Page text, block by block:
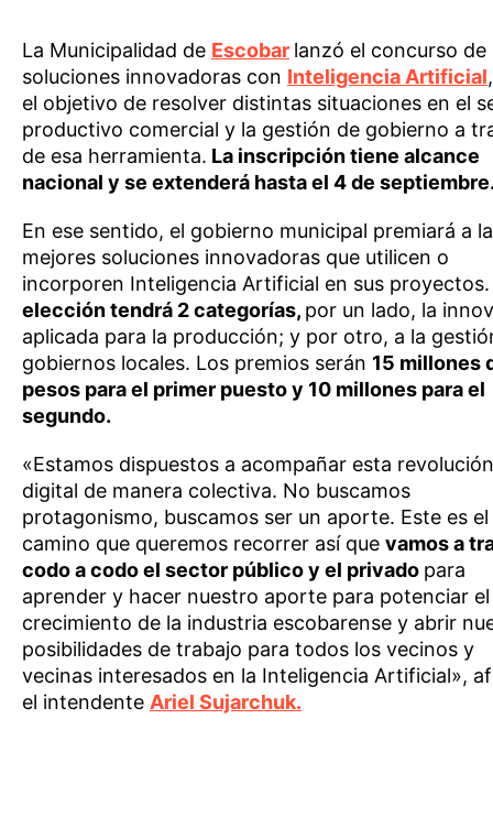
La Municipalidad de Escobar lanzó el concurso de
soluciones innovadoras con Inteligencia Artificial
el objetivo de resolver distintas situaciones en el
productivo comercial y la gestión de gobierno a
de esa herramienta. La inscripción tiene alcance
nacional y se extenderá hasta el 4 de
En ese sentido, el gobierno municipal premiará a
mejores soluciones innovadoras que utilicen o
incorporen Inteligencia Artificial en sus
elección tendrá 2 categorías, por un lado, la
aplicada para la producción; y por otro, a la
gobiernos locales. Los premios serán 15 millones
pesos para el primer puesto y 10 millones para el
segundo.
«Estamos dispuestos a acompañar esta revolución
digital de manera colectiva. No buscamos
protagonismo, buscamos ser un aporte. Este es el
camino que queremos recorrer así que vamos a
codo a codo el sector público y el privado para
aprender y hacer nuestro aporte para potenciar el
crecimiento de la industria escobarense y abrir
posibilidades de trabajo para todos los vecinos y
vecinas interesados en la Inteligencia Artificial»,
el intendente Ariel Sujarchuk.